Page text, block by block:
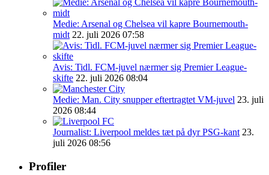
Medie: Arsenal og Chelsea vil kapre Bournemouth-
midt 22. juli 2026 07:58
Avis: Tidl. FCM-juvel nærmer sig Premier League-
skifte 22. juli 2026 08:04
Medie: Man. City snupper eftertragtet VM-juvel 23. juli
2026 08:44
Journalist: Liverpool meldes tæt på dyr PSG-kant 23.
juli 2026 08:56
Profiler